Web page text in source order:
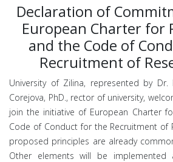
Declaration of
European Charter for
and the Code of
Recruitment of
University of Zilina, represented by Dr.
Corejova, PhD., rector of university,
join the initiative of European Charter
Code of Conduct for the Recruitment of
proposed principles are already
Other elements will be